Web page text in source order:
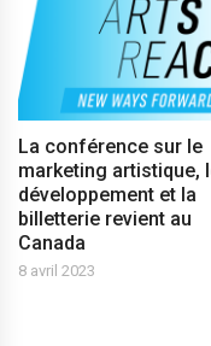
La conférence sur le
marketing artistique,
développement et la
billetterie revient au
Canada
8 avril 2023